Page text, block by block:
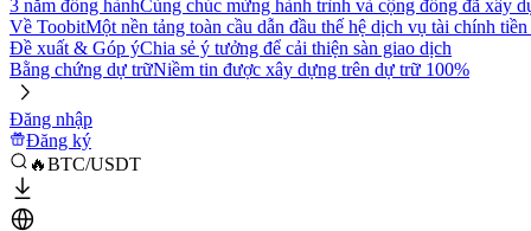
3 năm đồng hànhCùng chúc mừng hành trình và cộng đồng đã xây
Về ToobitMột nền tảng toàn cầu dẫn đầu thế hệ dịch vụ tài chính
Đề xuất & Góp ýChia sẻ ý tưởng để cải thiện sàn giao dịch
Bằng chứng dự trữNiềm tin được xây dựng trên dự trữ 100%
Đăng nhập
Đăng ký
🔥BTC/USDT